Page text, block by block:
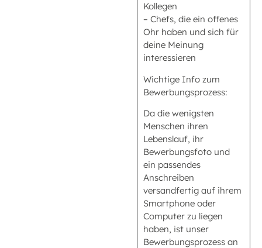
Kollegen
– Chefs, die ein offenes
Ohr haben und sich für
deine Meinung
interessieren
Wichtige Info zum
Bewerbungsprozess:
Da die wenigsten
Menschen ihren
Lebenslauf, ihr
Bewerbungsfoto und
ein passendes
Anschreiben
versandfertig auf ihrem
Smartphone oder
Computer zu liegen
haben, ist unser
Bewerbungsprozess an